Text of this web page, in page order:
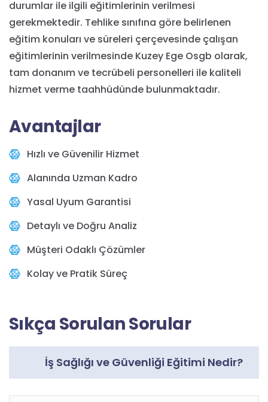
durumlar ile ilgili eğitimlerinin verilmesi
gerekmektedir. Tehlike sınıfına göre belirlenen
eğitim konuları ve süreleri çerçevesinde çalışan
eğitimlerinin verilmesinde Kuzey Ege Osgb olarak,
tam donanım ve tecrübeli personelleri ile kaliteli
hizmet verme taahhüdünde bulunmaktadır.
Avantajlar
Hızlı ve Güvenilir Hizmet
Alanında Uzman Kadro
Yasal Uyum Garantisi
Detaylı ve Doğru Analiz
Müşteri Odaklı Çözümler
Kolay ve Pratik Süreç
Sıkça Sorulan Sorular
İş Sağlığı ve Güvenliği Eğitimi Nedir?